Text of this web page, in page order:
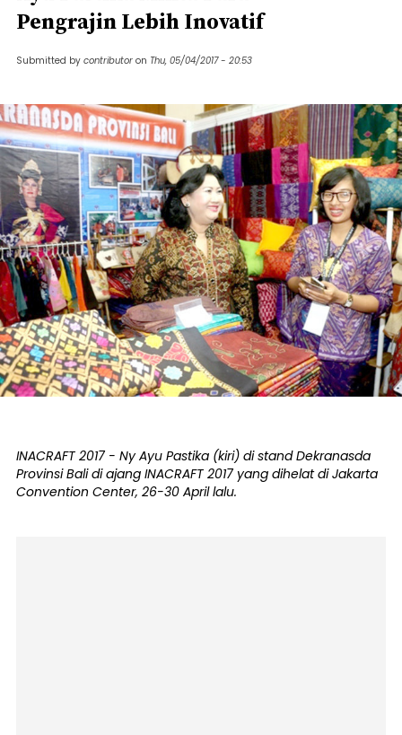
Pengrajin Lebih Inovatif
Submitted by contributor on Thu, 05/04/2017 - 20:53
INACRAFT 2017 - Ny Ayu Pastika (kiri) di stand Dekranasda
Provinsi Bali di ajang INACRAFT 2017 yang dihelat di Jakarta
Convention Center, 26-30 April lalu.